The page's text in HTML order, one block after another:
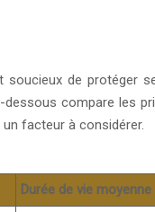
de protéger
compare les
facteur à considérer.
Durée de vie moyenne